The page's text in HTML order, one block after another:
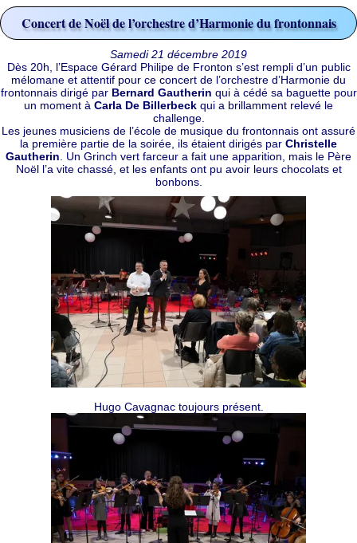
Concert de Noël de l’orchestre d’Harmonie du frontonnais
Samedi 21 décembre 2019
Dès 20h, l’Espace Gérard Philipe de Fronton s’est rempli d’un public
mélomane et attentif pour ce concert de l’orchestre d’Harmonie du
frontonnais dirigé par Bernard Gautherin qui à cédé sa baguette pour
un moment à Carla De Billerbeck qui a brillamment relevé le
challenge.
Les jeunes musiciens de l’école de musique du frontonnais ont assuré
la première partie de la soirée, ils étaient dirigés par Christelle
Gautherin . Un Grinch vert farceur a fait une apparition, mais le Père
Noël l’a vite chassé, et les enfants ont pu avoir leurs chocolats et
bonbons.
Hugo Cavagnac toujours présent.